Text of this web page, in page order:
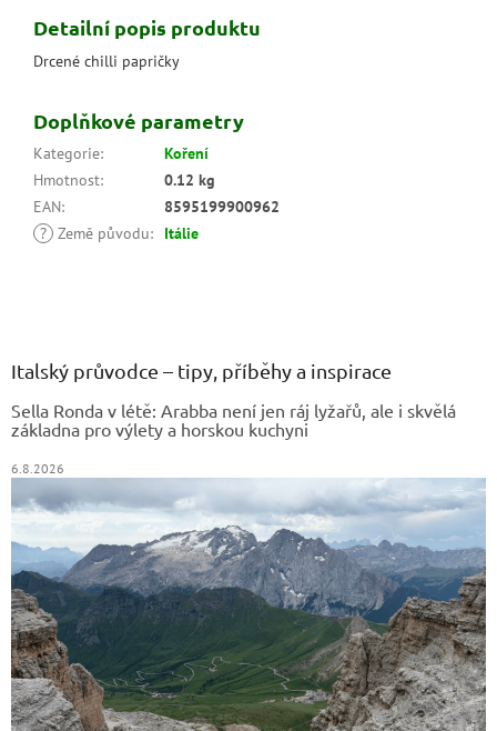
Detailní popis produktu
Drcené chilli papričky
Doplňkové parametry
Kategorie:
Koření
Hmotnost:
0.12 kg
EAN:
8595199900962
? Země původu: Itálie
Italský průvodce – tipy, příběhy a inspirace
Sella Ronda v létě: Arabba není jen ráj lyžařů, ale i skvělá
základna pro výlety a horskou kuchyni
6.8.2026